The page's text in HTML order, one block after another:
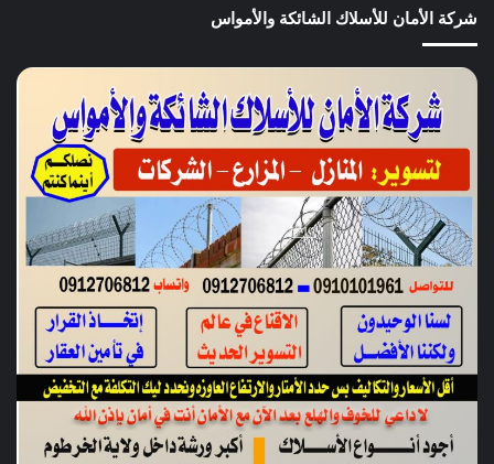
شركة الأمان للأسلاك الشائكة والأمواس